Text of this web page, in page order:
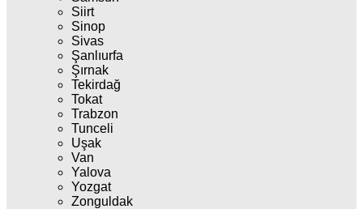
Siirt
Sinop
Sivas
Şanlıurfa
Şırnak
Tekirdağ
Tokat
Trabzon
Tunceli
Uşak
Van
Yalova
Yozgat
Zonguldak